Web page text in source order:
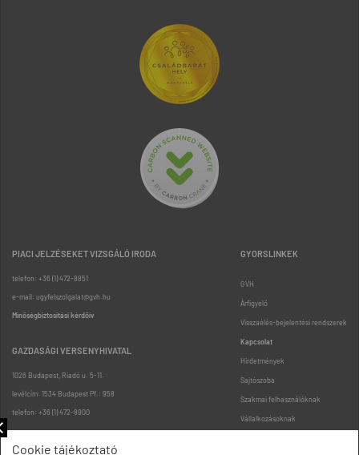
PIACI JELZÉSEKET VIZSGÁLÓ IRODA
telefon: +36 (1) 472-8851
e-mail: ugyfelszolgalat@gvh.hu
Minőségbiztosítási kérdőív
GAZDASÁGI VERSENYHIVATAL
1026 Budapest, Riadó u. 5-11.
levélcím: 1534 Budapest Pf.: 958
telefon: +36 (1) 472-8900
GYORSLINKEK
GVH
Árfigyelő
Visszaélés-bejelentési rendszerek
Kapcsolat
Hirdetmények
Sajtószoba
Szakmai felhasználóknak
Vállalkozásoknak
Cookie tájékoztató